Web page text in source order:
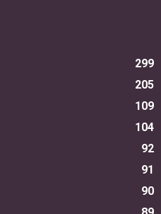
299
205
109
104
92
91
90